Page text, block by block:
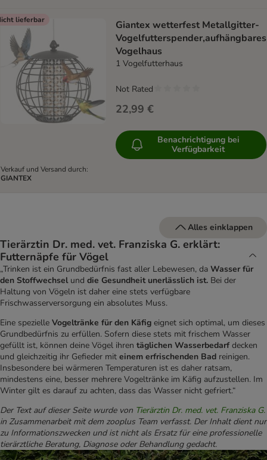
lieferbar
Verkauf und Versand durch:
GIANTEX
Giantex wetterfest Metallgitter-
Vogelfutterspender,aufhängbares
Vogelhaus
1 Vogelfutterhaus
22,99 €
Not Rated
Benachrichtigung bei
Verfügbarkeit
Alles einklappen
Tierärztin Dr. med. vet. Franziska G. erklärt:
Futternäpfe für Vögel
„Trinken ist ein Grundbedürfnis fast aller Lebewesen, da Wasser für
den Stoffwechsel und die Gesundheit unerlässlich ist. Bei der
Haltung von Vögeln ist daher eine stets verfügbare
Frischwasserversorgung ein absolutes Muss.
Eine spezielle Vogeltränke für den Käfig eignet sich optimal, um dieses
Grundbedürfnis zu erfüllen. Sofern diese stets mit frischem Wasser
gefüllt ist, können deine Vögel ihren täglichen Wasserbedarfdecken
und gleichzeitig ihr Gefieder mit einem erfrischenden Bad reinigen.
Insbesondere bei wärmeren Temperaturen ist es daher ratsam,
mindestens eine, besser mehrere Vogeltränke im Käfig aufzustellen. Im
Winter gilt es darauf zu achten, dass das Wasser nicht gefriert.“
Der Text auf dieser Seite wurde von Tierärztin Dr. med. vet. Franziska G.
in Zusammenarbeit mit dem zooplus Team verfasst. Der Inhalt dient nur
zu Informationszwecken und ist nicht als Ersatz für eine professionelle
tierärztliche Beratung, Diagnose oder Behandlung gedacht.